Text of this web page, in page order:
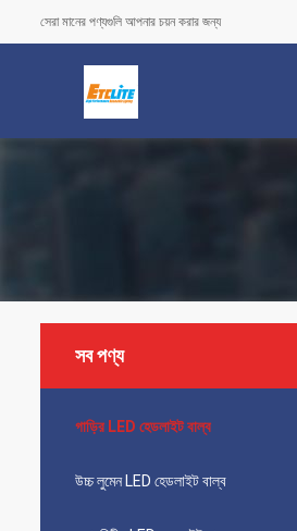
সেরা মানের পণ্যগুলি আপনার চয়ন করার জন্য
সব পণ্য
গাড়ির LED হেডলাইট বাল্ব
উচ্চ লুমেন LED হেডলাইট বাল্ব